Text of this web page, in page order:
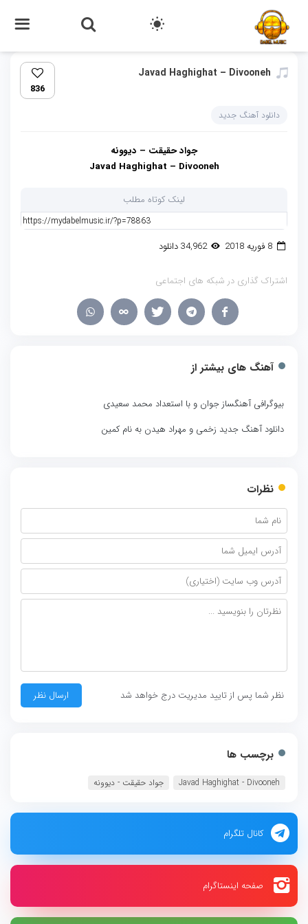
Javad Haghighat – Divooneh
836
دانلود آهنگ جدید
جواد حقیقت – دیوونه
Javad Haghighat – Divooneh
لینک کوتاه مطلب
8 فوریه 2018 34,962 دانلود
اشتراک گذاری در شبکه های اجتماعی
آهنگ های بیشتر از
بیوگرافی آهنگساز جوان و با استعداد محمد سعیدی
دانلود آهنگ جدید زخمی و مهراد هیدن به نام کمین
نظرات
نظر شما پس از تایید مدیریت درج خواهد شد
برچسب ها
Javad Haghighat - Divooneh جواد حقیقت - دیوونه
کانال تلگرام
صفحه اینستاگرام